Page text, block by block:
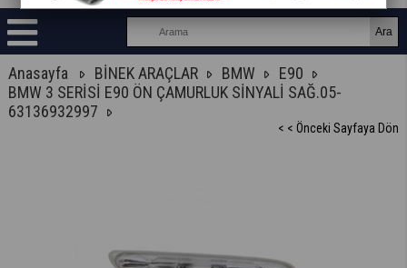
Anasayfa BİNEK ARAÇLAR BMW
E90
BMW 3 SERİSİ E90 ÖN ÇAMURLUK SİNYALİ SAĞ.05-
63136932997
< < Önceki Sayfaya Dön